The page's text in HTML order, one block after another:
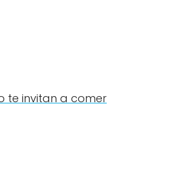
te invitan a comer